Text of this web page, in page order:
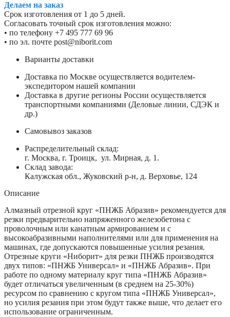
Делаем на заказ
Срок изготовления от 1 до 5 дней.
Согласовать точный срок изготовления можно:
• по телефону +7 495 777 69 96
• по эл. почте post@niborit.com
Варианты доставки
Доставка по Москве осуществляется водителем-
экспедитором нашей компании
Доставка в другие регионы России осуществляется
транспортными компаниями (Деловые линии, СДЭК и
др.)
Самовывоз заказов
Распределительный склад:
г. Москва, г. Троицк, ул. Мирная, д. 1.
Склад завода:
Калужская обл., Жуковский р-н, д. Верховье, 124
Описание
Алмазный отрезной круг «ПНЖБ Абразив» рекомендуется для
резки предварительно напряженного железобетона с
проволочным или канатным армированием и с
высокоабразивными наполнителями или для применения на
машинах, где допускаются повышенные усилия резания.
Отрезные круги «Ниборит» для резки ПНЖБ производятся
двух типов: «ПНЖБ Универсал» и «ПНЖБ Абразив». При
работе по одному материалу круг типа «ПНЖБ Абразив»
будет отличаться увеличенным (в среднем на 25-30%)
ресурсом по сравнению с кругом типа «ПНЖБ Универсал»,
но усилия резания при этом будут также выше, что делает его
использование ограниченным.